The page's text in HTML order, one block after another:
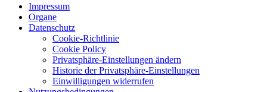
Impressum
Organe
Datenschutz
Cookie-Richtlinie
Cookie Policy
Privatsphäre-Einstellungen ändern
Historie der Privatsphäre-Einstellungen
Einwilligungen widerrufen